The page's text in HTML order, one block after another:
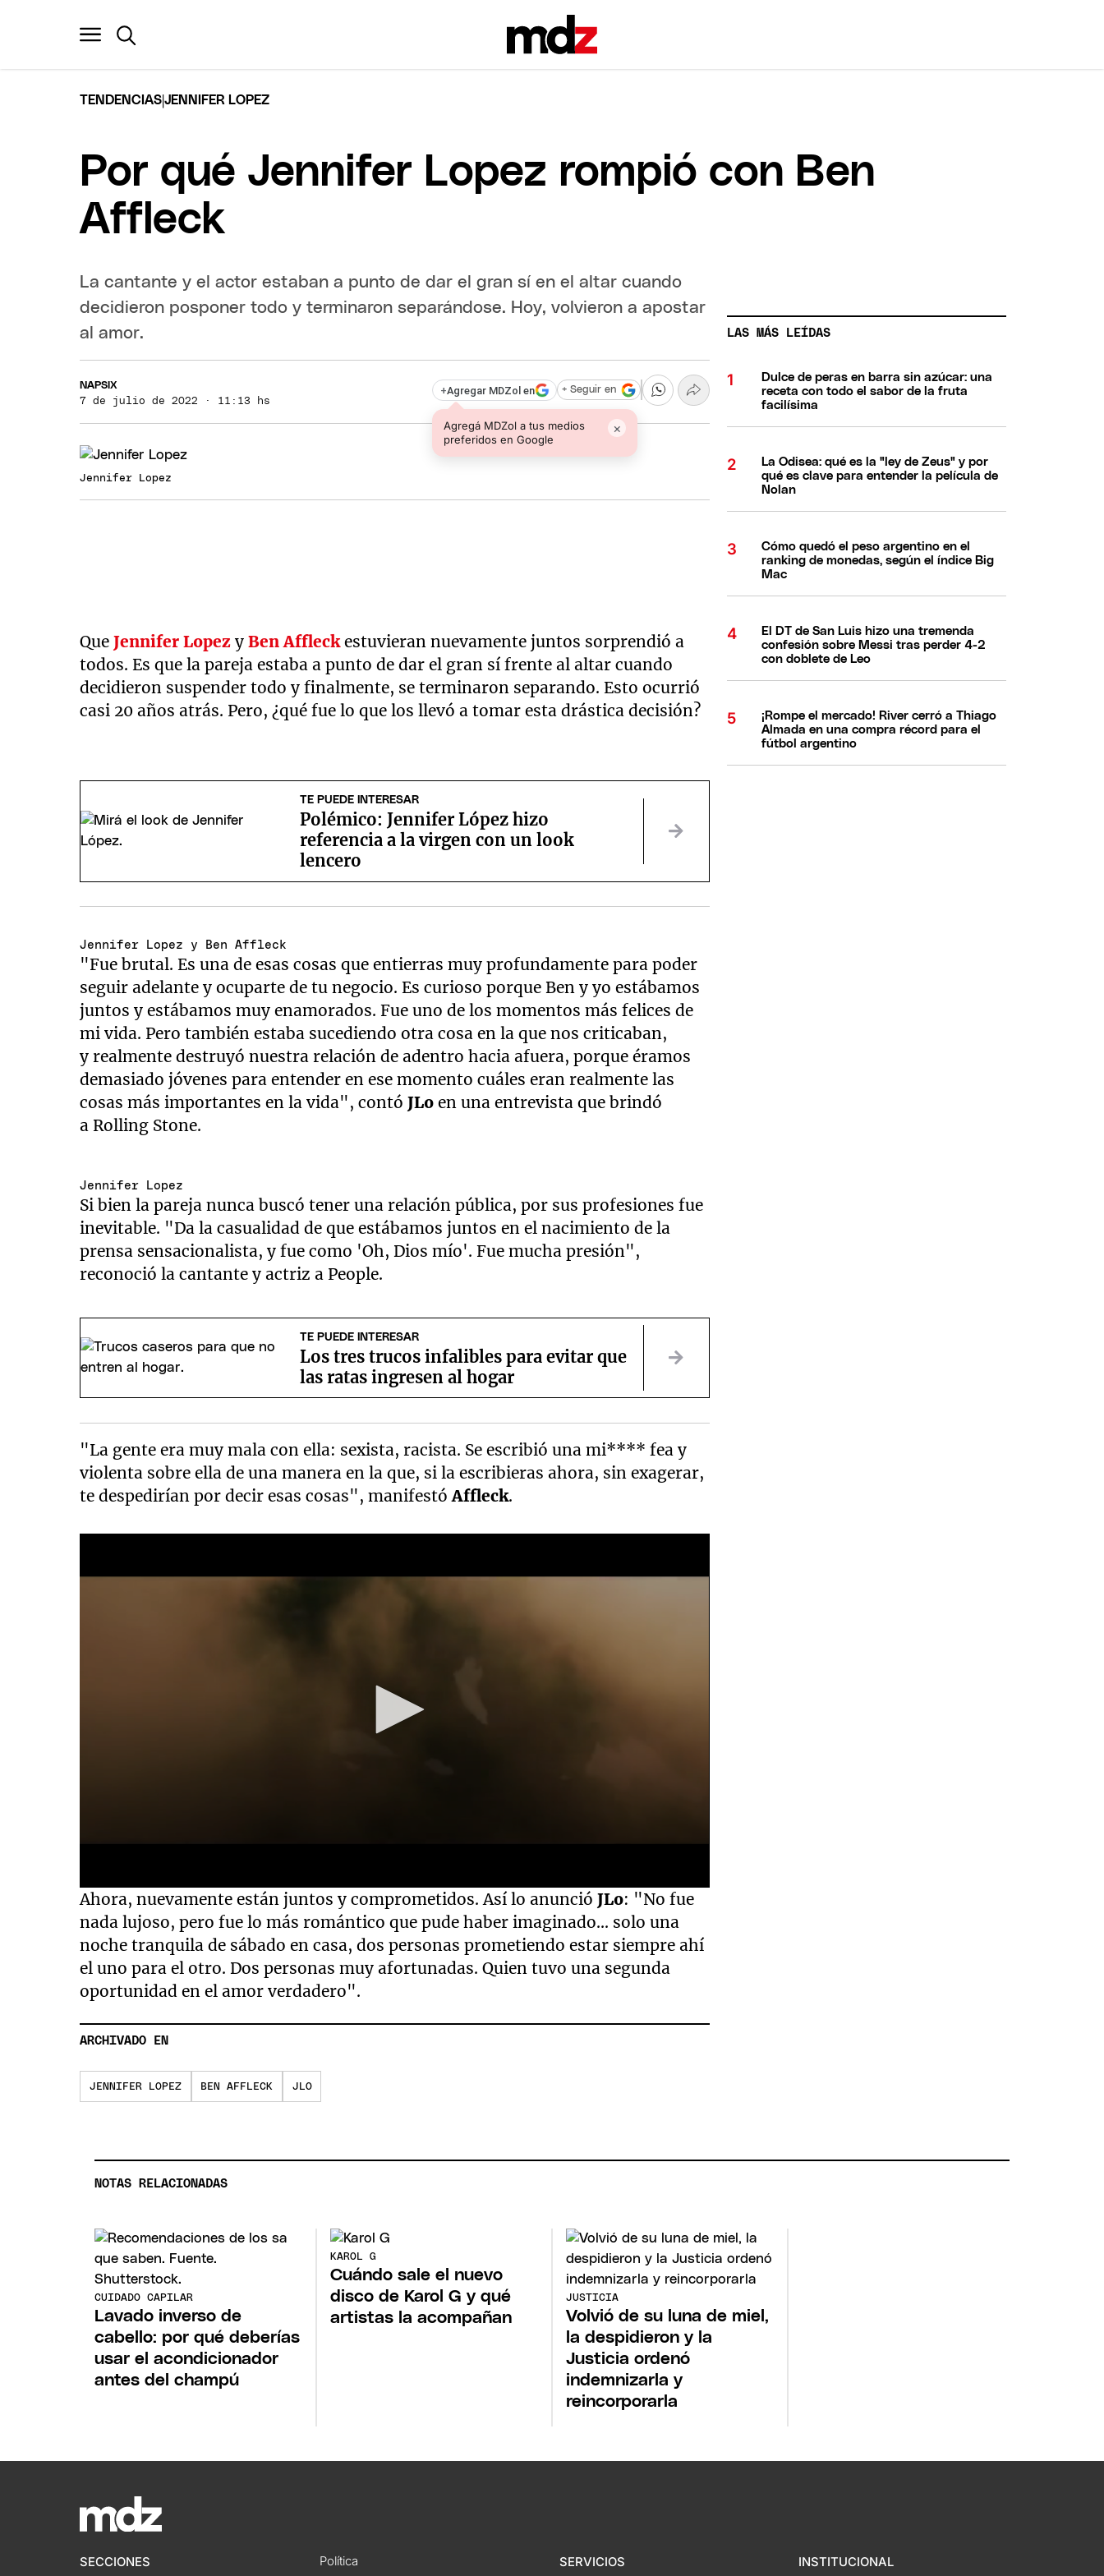
TENDENCIAS|JENNIFER LOPEZ
Por qué Jennifer Lopez rompió con Ben
Affleck
La cantante y el actor estaban a punto de dar el gran sí en el altar cuando
decidieron posponer todo y terminaron separándose. Hoy, volvieron a apostar
al amor.
NAPSIX
7 de julio de 2022 · 11:13 hs
+Agregar MDZol en
Agregá MDZol a tus medios
preferidos en Google
×
+ Seguir en
Jennifer Lopez
QueJennifer Lopez yBen Affleckestuvieran nuevamente juntos sorprendió a
todos. Es que la pareja estaba a punto de dar el gran sí frente al altar cuando
decidieron suspender todo y finalmente, se terminaron separando. Esto ocurrió
casi 20 años atrás. Pero, ¿qué fue lo que los llevó a tomar esta drástica decisión?
TE PUEDE INTERESAR
Polémico: Jennifer López hizo
referencia a la virgen con un look
lencero
Jennifer Lopez y Ben Affleck
"Fue brutal. Es una de esas cosas que entierras muy profundamente para poder
seguir adelante y ocuparte de tu negocio. Es curioso porque Ben y yo estábamos
juntos y estábamos muy enamorados. Fue uno de los momentos más felices de
mi vida. Pero también estaba sucediendo otra cosa en la que nos criticaban,
y realmente destruyó nuestra relación de adentro hacia afuera, porque éramos
demasiado jóvenes para entender en ese momento cuáles eran realmente las
cosas más importantes en la vida", contóJLoen una entrevista que brindó
a Rolling Stone.
Jennifer Lopez
Si bien la pareja nunca buscó tener una relación pública, por sus profesiones fue
inevitable. "Da la casualidad de que estábamos juntos en el nacimiento de la
prensa sensacionalista, y fue como 'Oh, Dios mío'. Fue mucha presión",
reconoció la cantante y actriz a People.
TE PUEDE INTERESAR
Los tres trucos infalibles para evitar que
las ratas ingresen al hogar
"La gente era muy mala con ella: sexista, racista. Se escribió una mi**** fea y
violenta sobre ella de una manera en la que, si la escribieras ahora, sin exagerar,
te despedirían por decir esas cosas", manifestóAffleck.
0
seconds
of
4
minutes,
17
seconds Volume
90%
Ahora, nuevamente están juntos y comprometidos. Así lo anuncióJLo: "No fue
nada lujoso, pero fue lo más romántico que pude haber imaginado... solo una
noche tranquila de sábado en casa, dos personas prometiendo estar siempre ahí
el uno para el otro. Dos personas muy afortunadas. Quien tuvo una segunda
oportunidad en el amor verdadero".
ARCHIVADO EN
JENNIFER LOPEZ BEN AFFLECK JLO
LAS MÁS LEÍDAS
Dulce de peras en barra sin azúcar: una
receta con todo el sabor de la fruta
facilísima
La Odisea: qué es la "ley de Zeus" y por
qué es clave para entender la película de
Nolan
Cómo quedó el peso argentino en el
ranking de monedas, según el índice Big
Mac
El DT de San Luis hizo una tremenda
confesión sobre Messi tras perder 4-2
con doblete de Leo
¡Rompe el mercado! River cerró a Thiago
Almada en una compra récord para el
fútbol argentino
NOTAS RELACIONADAS
CUIDADO CAPILAR
Lavado inverso de
cabello: por qué deberías
usar el acondicionador
antes del champú
KAROL G
Cuándo sale el nuevo
disco de Karol G y qué
artistas la acompañan
JUSTICIA
Volvió de su luna de miel,
la despidieron y la
Justicia ordenó
indemnizarla y
reincorporarla
SECCIONES Política SERVICIOS INSTITUCIONAL